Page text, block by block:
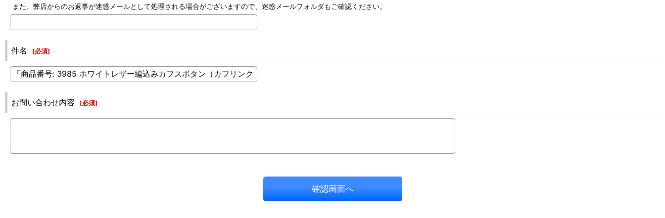
また、弊店からのお返事が迷惑メールとして処理される場合がございますので、迷惑メールフォルダもご確認ください。
件名 [必須]
お問い合わせ内容 [必須]
確認画面へ